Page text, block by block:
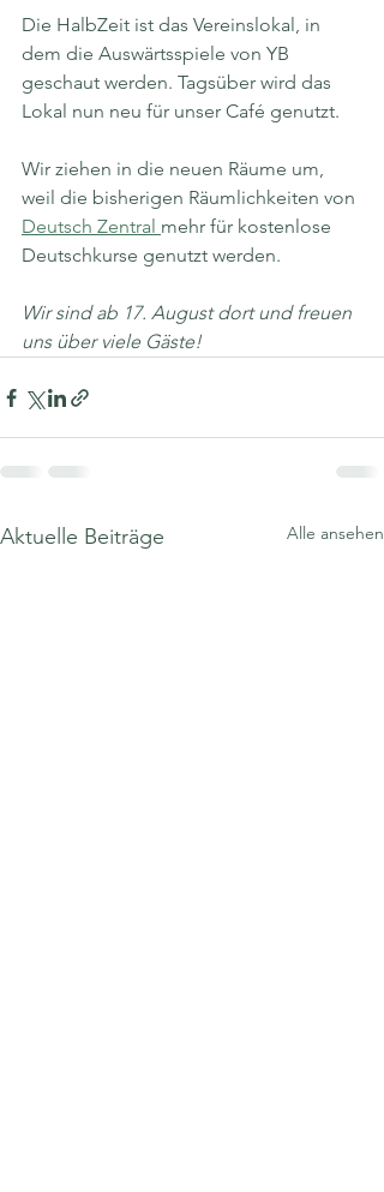
Die HalbZeit ist das Vereinslokal, in
dem die Auswärtsspiele von YB
geschaut werden. Tagsüber wird das
Lokal nun neu für unser Café genutzt.
Wir ziehen in die neuen Räume um,
weil die bisherigen Räumlichkeiten von
Deutsch Zentral mehr für kostenlose
Deutschkurse genutzt werden.
Wir sind ab 17. August dort und freuen
uns über viele Gäste!
Aktuelle Beiträge Alle ansehen